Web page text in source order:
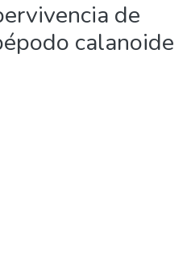
de
calanoide